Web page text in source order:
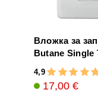
Вложка за
Butane Single
4,9
17,00 €